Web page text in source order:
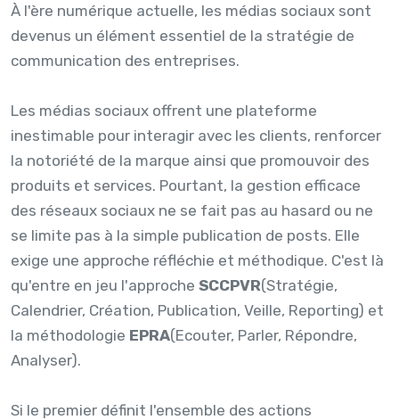
À l'ère numérique actuelle, les médias sociaux sont
devenus un élément essentiel de la stratégie de
communication des entreprises.
Les médias sociaux offrent une plateforme
inestimable pour interagir avec les clients, renforcer
la notoriété de la marque ainsi que promouvoir des
produits et services. Pourtant, la gestion efficace
des réseaux sociaux ne se fait pas au hasard ou ne
se limite pas à la simple publication de posts. Elle
exige une approche réfléchie et méthodique. C'est là
qu'entre en jeu l'approche SCCPVR(Stratégie,
Calendrier, Création, Publication, Veille, Reporting) et
la méthodologie EPRA(Ecouter, Parler, Répondre,
Analyser).
Si le premier définit l'ensemble des actions